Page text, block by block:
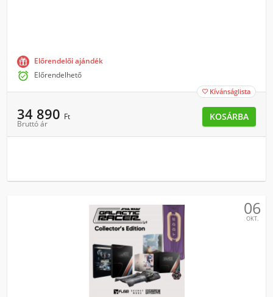
Előrendelői ajándék
 Előrendelhető
 Kívánságlista
34 890 Ft
Bruttó ár
KOSÁRBA
06
OKT.